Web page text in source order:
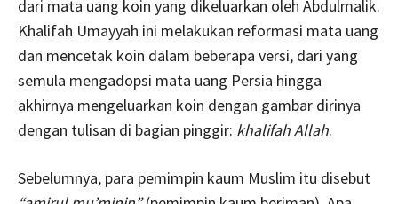
dari mata uang koin yang dikeluarkan oleh Abdulmalik.
Khalifah Umayyah ini melakukan reformasi mata uang
dan mencetak koin dalam beberapa versi, dari yang
semula mengadopsi mata uang Persia hingga
akhirnya mengeluarkan koin dengan gambar dirinya
dengan tulisan di bagian pinggir: khalifah Allah.
Sebelumnya, para pemimpin kaum Muslim itu disebut